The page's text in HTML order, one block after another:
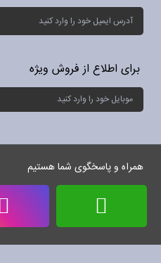
ثبت
برای
برای اطلاع از فروش ویژه
ثبت
برای
همراه و پاسخگوی شما هستیم